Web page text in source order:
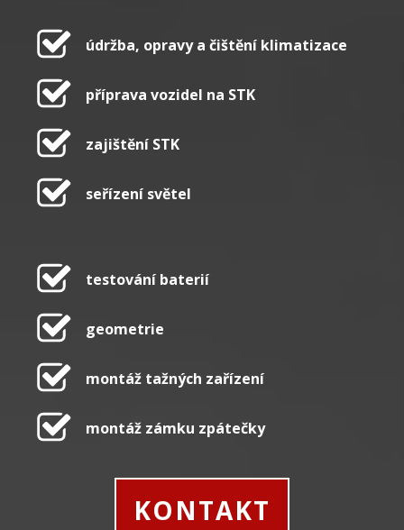
údržba, opravy a čištění klimatizace
příprava vozidel na STK
zajištění STK
seřízení světel
testování baterií
geometrie
montáž tažných zařízení
montáž zámku zpátečky
KONTAKT